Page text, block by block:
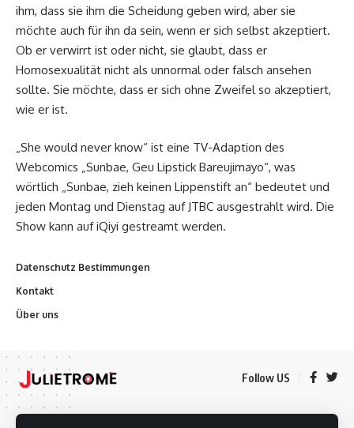
ihm, dass sie ihm die Scheidung geben wird, aber sie
möchte auch für ihn da sein, wenn er sich selbst akzeptiert.
Ob er verwirrt ist oder nicht, sie glaubt, dass er
Homosexualität nicht als unnormal oder falsch ansehen
sollte. Sie möchte, dass er sich ohne Zweifel so akzeptiert,
wie er ist.
„She would never know“ ist eine TV-Adaption des
Webcomics „Sunbae, Geu Lipstick Bareujimayo“, was
wörtlich „Sunbae, zieh keinen Lippenstift an“ bedeutet und
jeden Montag und Dienstag auf JTBC ausgestrahlt wird. Die
Show kann auf iQiyi gestreamt werden.
Datenschutz Bestimmungen
Kontakt
Über uns
Follow US